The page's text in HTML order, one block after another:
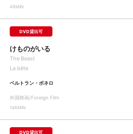
49MIN
DVD貸出可
けものがいる
The Beast
La bête
ベルトラン・ボネロ
外国映画/Foreign Film
146MIN
DVD貸出可